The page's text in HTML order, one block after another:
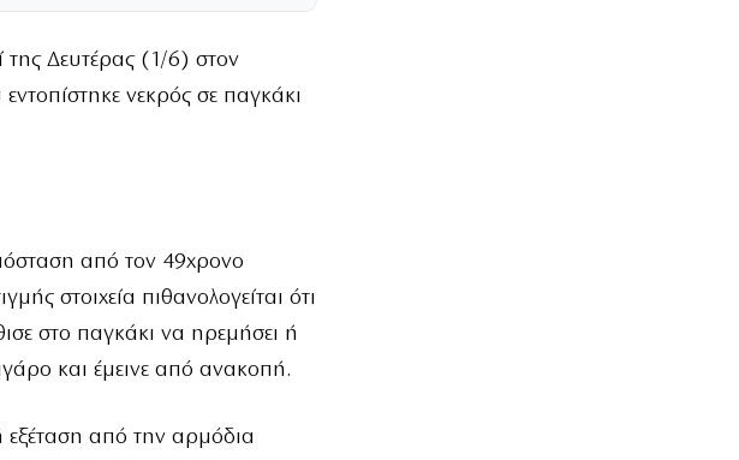
της Δευτέρας (1/6) στον
νεκρός σε παγκάκι
από τον 49χρονο
στοιχεία πιθανολογείται ότι
στο παγκάκι να ηρεμήσει ή
και έμεινε από ανακοπή.
εξέταση από την αρμόδια